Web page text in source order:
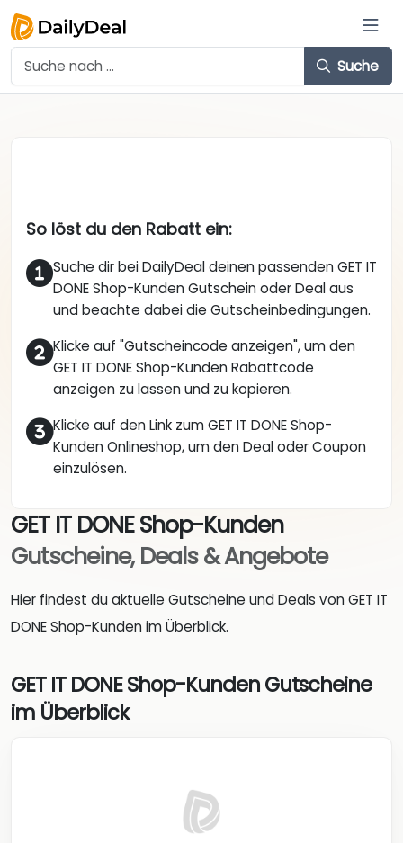
Suche
So löst du den Rabatt ein:
Suche dir bei DailyDeal deinen passenden GET IT
DONE Shop-Kunden Gutschein oder Deal aus
und beachte dabei die Gutscheinbedingungen.
Klicke auf "Gutscheincode anzeigen", um den
GET IT DONE Shop-Kunden Rabattcode
anzeigen zu lassen und zu kopieren.
Klicke auf den Link zum GET IT DONE Shop-
Kunden Onlineshop, um den Deal oder Coupon
einzulösen.
GET IT DONE Shop-Kunden
Gutscheine, Deals & Angebote
Hier findest du aktuelle Gutscheine und Deals von GET IT
DONE Shop-Kunden im Überblick.
GET IT DONE Shop-Kunden Gutscheine
im Überblick